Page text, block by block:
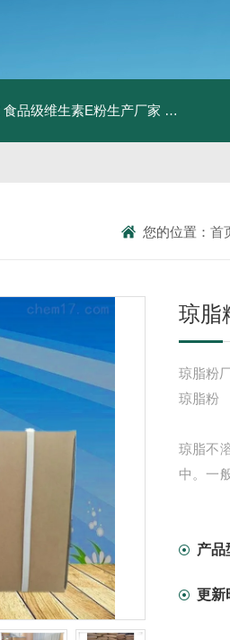
食品级维生素E粉生产厂家 食品级牛
您的位置： 首
琼脂
琼脂粉
琼脂粉
琼脂不
中。一
食品应
一、果
产品
更新